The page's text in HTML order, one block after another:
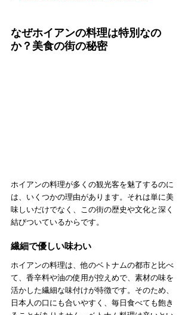
なぜホイアンの料理は特別なの
か？美食の街の秘密
ホイアンの料理が多くの観光客を魅了するのに
は、いくつかの理由があります。それは単に美
味しいだけでなく、この街の歴史や文化と深く
結びついているからです。
繊細で優しい味わい
ホイアンの料理は、他のベトナムの都市と比べ
て、香辛料や油の使用が控えめで、素材の味を
活かした繊細な味付けが特徴です。そのため、
日本人の口にも合いやすく、毎日食べても飽き